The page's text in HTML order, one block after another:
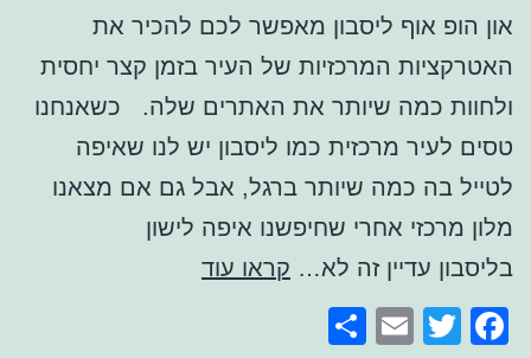
און הופ אוף ליסבון מאפשר לכם להכיר את
האטרקציות המרכזיות של העיר בזמן קצר יחסית
ולחוות כמה שיותר את האתרים שלה. כשאנחנו
טסים לעיר מרכזית כמו ליסבון יש לנו שאיפה
לטייל בה כמה שיותר ברגל, אבל גם אם מצאנו
מלון מרכזי אחרי שחיפשנו איפה לישון
בליסבון עדיין זה לא… קראו עודאוטובוס
Facebook
Twitter
Email